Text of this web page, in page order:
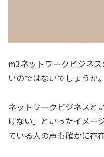
m3ネットワークビジネ
いのではないでしょうか。
ネットワークビジネスと
げない」といったイメー
ている人の声も確かに存